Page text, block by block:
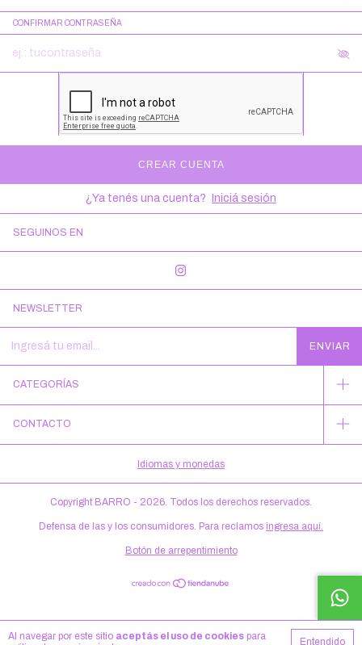
Al navegar por este sitio aceptás el uso de cookies para
Entendido
CONFIRMAR CONTRASEÑA
CREAR CUENTA
¿Ya tenés una cuenta? Iniciá sesión
SEGUINOS EN
NEWSLETTER
CATEGORÍAS
CONTACTO
Idiomas y monedas
Copyright BARRO - 2026. Todos los derechos reservados.
Defensa de las y los consumidores. Para reclamos ingresa aquí.
Botón de arrepentimiento